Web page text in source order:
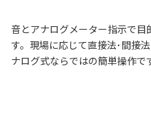
音とアナログメーター指示で目
す。現場に応じて直接法･間接
ナログ式ならではの簡単操作で